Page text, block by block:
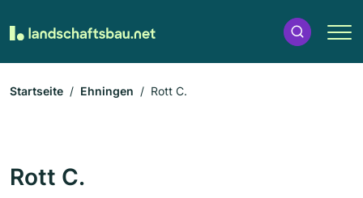
Startseite Ehningen Rott C.
Rott C.